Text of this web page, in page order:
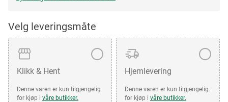
Velg leveringsmåte
Klikk & Hent
Denne varen er kun tilgjengelig
for kjøp i våre butikker.
Hjemlevering
Denne varen er kun tilgjengelig
for kjøp i våre butikker.